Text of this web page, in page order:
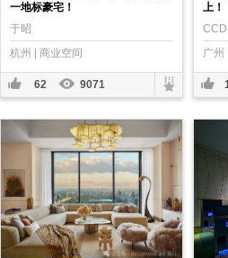
一地标豪宅！
于昭
杭州 | 商业空间
62 9071
上！
广州